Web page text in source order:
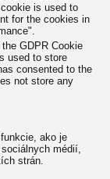
is used to
for the cookies in
GDPR Cookie
used to store
consented to the
not store any
ako je
médií,
strán.